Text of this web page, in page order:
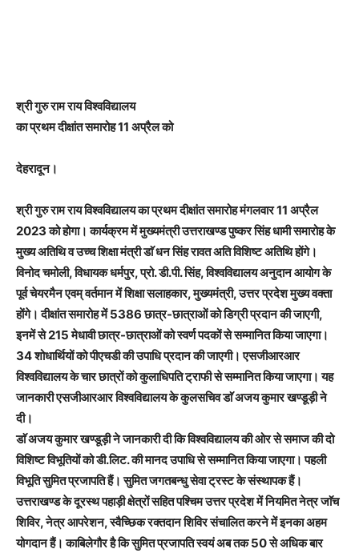
श्री गुरु राम राय विश्वविद्यालय
का प्रथम दीक्षांत समारोह 11 अप्रैल को
देहरादून।
श्री गुरु राम राय विश्वविद्यालय का प्रथम दीक्षांत समारोह मंगलवार 11 अप्रैल
2023 को होगा। कार्यक्रम में मुख्यमंत्री उत्तराखण्ड पुष्कर सिंह धामी समारोह के
मुख्य अतिथि व उच्च शिक्षा मंत्री डाॅ धन सिंह रावत अति विशिष्ट अतिथि होंगे।
विनोद चमोली, विधायक धर्मपुर, प्रो. डी.पी. सिंह, विश्वविद्यालय अनुदान आयोग के
पूर्व चेयरमैन एवम् वर्तमान में शिक्षा सलाहकार, मुख्यमंत्री, उत्तर प्रदेश मुख्य वक्ता
होंगे। दीक्षांत समारोह में 5386 छात्र-छात्राओं को डिग्री प्रदान की जाएगी,
इनमें से 215 मेधावी छात्र-छात्राओं को स्वर्ण पदकों से सम्मानित किया जाएगा।
34 शोधार्थियों को पीएचडी की उपाधि प्रदान की जाएगी। एसजीआरआर
विश्वविद्यालय के चार छात्रों को कुलाधिपति ट्राफी से सम्मानित किया जाएगा। यह
जानकारी एसजीआरआर विश्वविद्यालय के कुलसचिव डाॅ अजय कुमार खण्डूड़ी ने
दी।
डाॅ अजय कुमार खण्डूड़ी ने जानकारी दी कि विश्वविद्यालय की ओर से समाज की दो
विशिष्ट विभूतियों को डी.लिट. की मानद उपाधि से सम्मानित किया जाएगा। पहली
विभूति सुमित प्रजापति हैं। सुमित जगतबन्धु सेवा ट्रस्ट के संस्थापक हैं।
उत्तराखण्ड के दूरस्थ पहाड़ी क्षेत्रों सहित पश्चिम उत्तर प्रदेश में नियमित नेत्र जाॅच
शिविर, नेत्र आपरेशन, स्वैच्छिक रक्तदान शिविर संचालित करने में इनका अहम
योगदान हैं। काबिलेगौर है कि सुमित प्रजापति स्वयं अब तक 50 से अधिक बार